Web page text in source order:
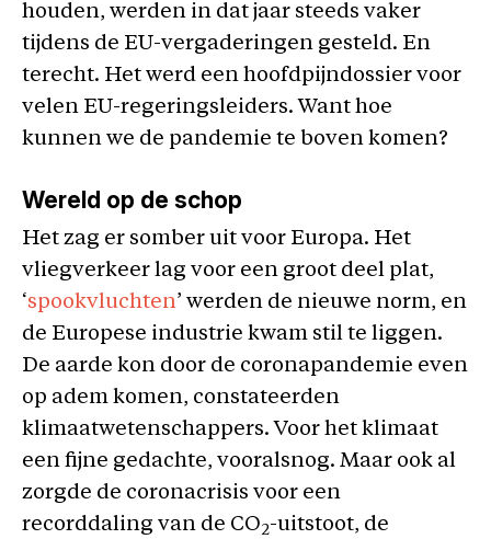
houden, werden in dat jaar steeds vaker
tijdens de EU-vergaderingen gesteld. En
terecht. Het werd een hoofdpijndossier voor
velen EU-regeringsleiders. Want hoe
kunnen we de pandemie te boven komen?
Wereld op de schop
Het zag er somber uit voor Europa. Het
vliegverkeer lag voor een groot deel plat,
‘spookvluchten’ werden de nieuwe norm, en
de Europese industrie kwam stil te liggen.
De aarde kon door de coronapandemie even
op adem komen, constateerden
klimaatwetenschappers. Voor het klimaat
een fijne gedachte, vooralsnog. Maar ook al
zorgde de coronacrisis voor een
recorddaling van de CO2-uitstoot, de